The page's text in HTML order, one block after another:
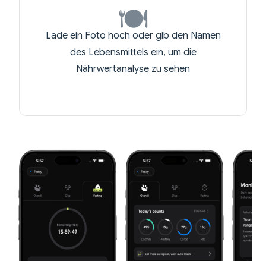
🍽️
Lade ein Foto hoch oder gib den Namen
des Lebensmittels ein, um die
Nährwertanalyse zu sehen